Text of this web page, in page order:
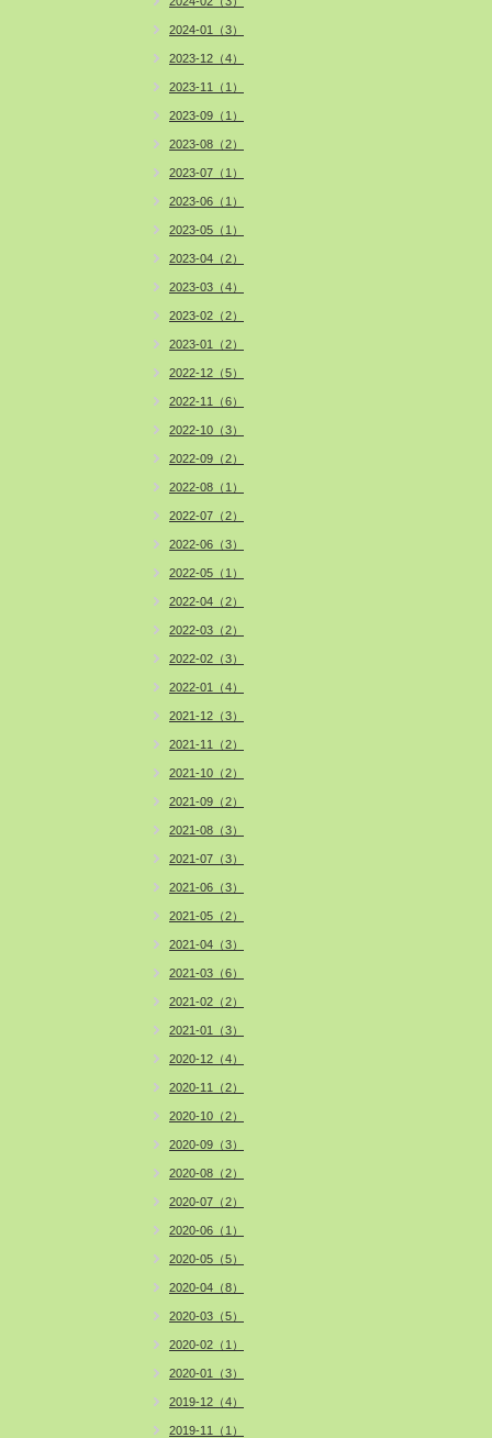
2024-01（3）
2023-12（4）
2023-11（1）
2023-09（1）
2023-08（2）
2023-07（1）
2023-06（1）
2023-05（1）
2023-04（2）
2023-03（4）
2023-02（2）
2023-01（2）
2022-12（5）
2022-11（6）
2022-10（3）
2022-09（2）
2022-08（1）
2022-07（2）
2022-06（3）
2022-05（1）
2022-04（2）
2022-03（2）
2022-02（3）
2022-01（4）
2021-12（3）
2021-11（2）
2021-10（2）
2021-09（2）
2021-08（3）
2021-07（3）
2021-06（3）
2021-05（2）
2021-04（3）
2021-03（6）
2021-02（2）
2021-01（3）
2020-12（4）
2020-11（2）
2020-10（2）
2020-09（3）
2020-08（2）
2020-07（2）
2020-06（1）
2020-05（5）
2020-04（8）
2020-03（5）
2020-02（1）
2020-01（3）
2019-12（4）
2019-11（1）